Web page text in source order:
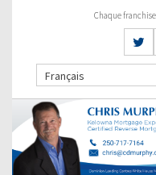
Chaque
Français